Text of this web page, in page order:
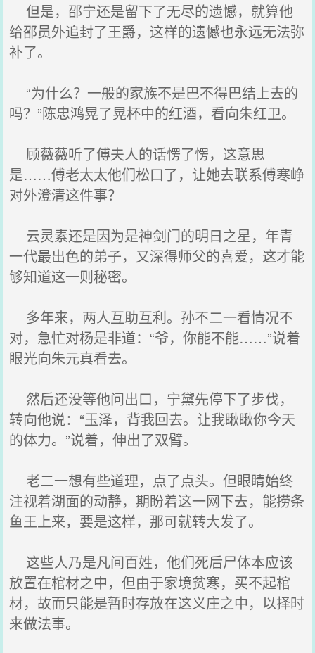
但是，邵宁还是留下了无尽的遗憾，就算他
给邵员外追封了王爵，这样的遗憾也永远无法弥
补了。
“为什么？一般的家族不是巴不得巴结上去的
吗？”陈忠鸿晃了晃杯中的红酒，看向朱红卫。
顾薇薇听了傅夫人的话愣了愣，这意思
是……傅老太太他们松口了，让她去联系傅寒峥
对外澄清这件事？
云灵素还是因为是神剑门的明日之星，年青
一代最出色的弟子，又深得师父的喜爱，这才能
够知道这一则秘密。
多年来，两人互助互利。孙不二一看情况不
对，急忙对杨是非道：“爷，你能不能……”说着
眼光向朱元真看去。
然后还没等他问出口，宁黛先停下了步伐，
转向他说：“玉泽，背我回去。让我瞅瞅你今天
的体力。”说着，伸出了双臂。
老二一想有些道理，点了点头。但眼睛始终
注视着湖面的动静，期盼着这一网下去，能捞条
鱼王上来，要是这样，那可就转大发了。
这些人乃是凡间百姓，他们死后尸体本应该
放置在棺材之中，但由于家境贫寒，买不起棺
材，故而只能是暂时存放在这义庄之中，以择时
来做法事。